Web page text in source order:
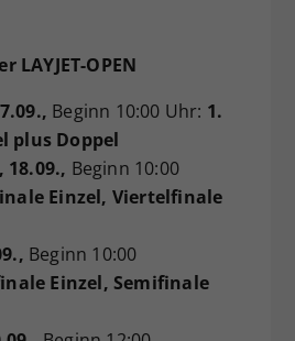
LAYJET-OPEN
Beginn 10:00 Uhr: 1.
plus Doppel
, 18.09., Beginn 10:00
Einzel, Viertelfinale
Beginn 10:00
Einzel, Semifinale